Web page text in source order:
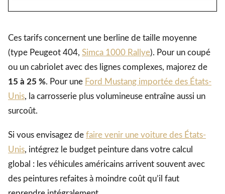
Ces tarifs concernent une berline de taille moyenne
(type Peugeot 404, Simca 1000 Rallye). Pour un coupé
ou un cabriolet avec des lignes complexes, majorez de
15 à 25 %. Pour une Ford Mustang importée des États-
Unis, la carrosserie plus volumineuse entraîne aussi un
surcoût.
Si vous envisagez de faire venir une voiture des États-
Unis, intégrez le budget peinture dans votre calcul
global : les véhicules américains arrivent souvent avec
des peintures refaites à moindre coût qu’il faut